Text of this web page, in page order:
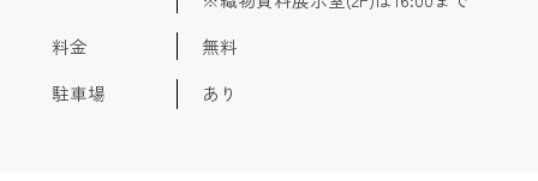
料金
無料
駐車場
あり